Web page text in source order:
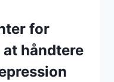
for
håndtere